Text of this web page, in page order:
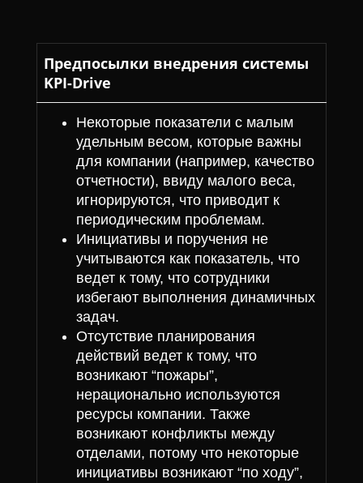
Предпосылки внедрения системы
KPI-Drive
Некоторые показатели с малым
удельным весом, которые важны
для компании (например, качество
отчетности), ввиду малого веса,
игнорируются, что приводит к
периодическим проблемам.
Инициативы и поручения не
учитываются как показатель, что
ведет к тому, что сотрудники
избегают выполнения динамичных
задач.
Отсутствие планирования
действий ведет к тому, что
возникают “пожары”,
нерационально используются
ресурсы компании. Также
возникают конфликты между
отделами, потому что некоторые
инициативы возникают “по ходу”,